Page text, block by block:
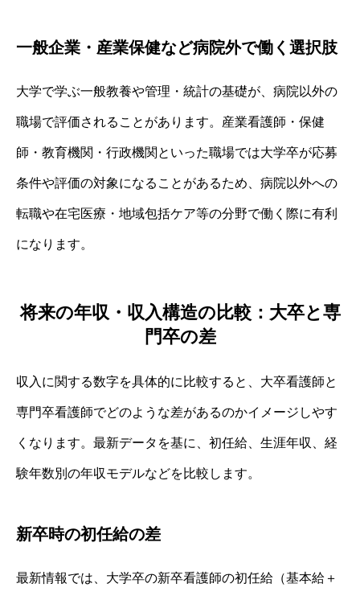
一般企業・産業保健など病院外で働く選択肢
大学で学ぶ一般教養や管理・統計の基礎が、病院以外の
職場で評価されることがあります。産業看護師・保健
師・教育機関・行政機関といった職場では大学卒が応募
条件や評価の対象になることがあるため、病院以外への
転職や在宅医療・地域包括ケア等の分野で働く際に有利
になります。
将来の年収・収入構造の比較：大卒と専
門卒の差
収入に関する数字を具体的に比較すると、大卒看護師と
専門卒看護師でどのような差があるのかイメージしやす
くなります。最新データを基に、初任給、生涯年収、経
験年数別の年収モデルなどを比較します。
新卒時の初任給の差
最新情報では、大学卒の新卒看護師の初任給（基本給＋